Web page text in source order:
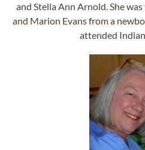
and Stella Ann Arnold. She
and Marion Evans from a
attended